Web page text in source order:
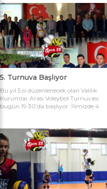
Kadınlar Voleybol 2. Ligi’ne devam
edilirken Edirnespor Kadın Voleybol
Takımı Mimar Sinan Spor Salonu’nda
kendi seyircisi önünde ilk maçına çıktı.
İlk maçında deplasmanda Bursa
Nilüfer Belediyesi’ne 3-0 mağlup
olmuştu. İkinci maçında konuk ettiği
Biga […]
5. Turnuva Başlıyor
Bu yıl 5.si düzenlenecek olan Valilik
Kurumlar Arası Voleybol Turnuvası
bugün 19:30’da başlıyor. İlimizde 4
bugün başlıyor. Toplamda 14 takımın
katılımıyla düzenlenen 5. Valilik
Voleybol Turnuvasının teknik
toplantısı ve kura çekimi Aliço
Pehlivan Sporcu Eğitim Merkezi
Toplantı Salonu’nda yapıldı.
Toplantıya Voleybol hakemi ve
antrenörü Engin Toroslu, Ayhan […]